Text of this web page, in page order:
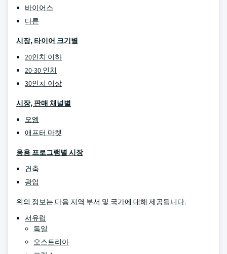
바이어스
다른
시장, 타이어 크기별
20인치 이하
20-30 인치
30인치 이상
시장, 판매 채널별
오엠
애프터 마켓
응용 프로그램별 시장
건축
광업
위의 정보는 다음 지역 부서 및 국가에 대해 제공됩니다.
서유럽
독일
오스트리아